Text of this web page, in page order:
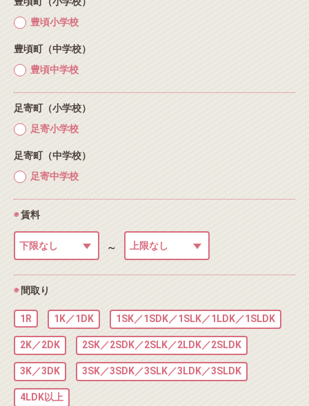
豊頃小学校
豊頃町（中学校）
豊頃中学校
足寄町（小学校）
足寄小学校
足寄町（中学校）
足寄中学校
◉賃料
～
◉ 間取り
1R 1K／1DK 1SK／1SDK／1SLK／1LDK／1SLDK
2K／2DK 2SK／2SDK／2SLK／2LDK／2SLDK
3K／3DK 3SK／3SDK／3SLK／3LDK／3SLDK
4LDK以上